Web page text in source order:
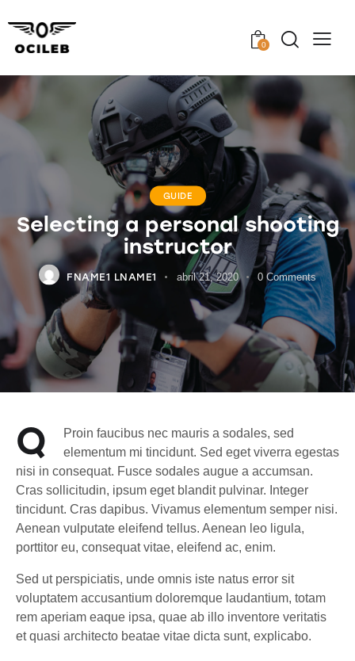
0
GUIDE
Selecting a personal shooting
instructor
FNAME1 LNAME1 abril 21, 2020 0 Comments
Q
Proin faucibus nec mauris a sodales, sed
elementum mi tincidunt. Sed eget viverra egestas
nisi in consequat. Fusce sodales augue a accumsan.
Cras sollicitudin, ipsum eget blandit pulvinar. Integer
tincidunt. Cras dapibus. Vivamus elementum semper nisi.
Aenean vulputate eleifend tellus. Aenean leo ligula,
porttitor eu, consequat vitae, eleifend ac, enim.
Sed ut perspiciatis, unde omnis iste natus error sit
voluptatem accusantium doloremque laudantium, totam
rem aperiam eaque ipsa, quae ab illo inventore veritatis
et quasi architecto beatae vitae dicta sunt, explicabo.